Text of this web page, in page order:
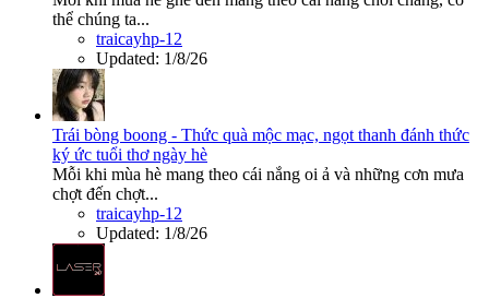
thể chúng ta...
traicayhp-12
Updated: 1/8/26
Trái bòng boong - Thức quà mộc mạc, ngọt thanh đánh thức
ký ức tuổi thơ ngày hè
Mỗi khi mùa hè mang theo cái nắng oi ả và những cơn mưa
chợt đến chợt...
traicayhp-12
Updated: 1/8/26